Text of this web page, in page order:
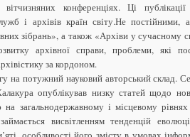
конференціях. Ці
і архівів країн світу.Не
зібрань», а також «Архіви у сучасному
архівної справи, проблеми, які
за кордоном.
на потужний науковий авторський склад.
опублікував низку статей щодо
загальнодержавному і місцевому
висвітленням тенденцій